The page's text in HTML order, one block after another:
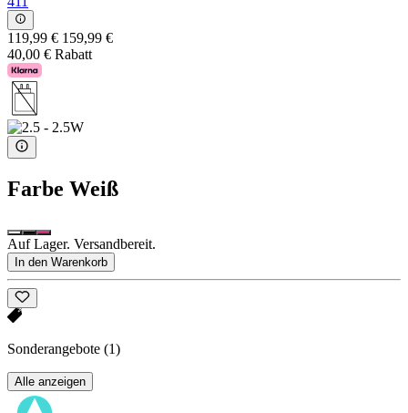
119,99 € 159,99 €
40,00 € Rabatt
Farbe Weiß
Auf Lager. Versandbereit.
In den Warenkorb
Sonderangebote (1)
Alle anzeigen